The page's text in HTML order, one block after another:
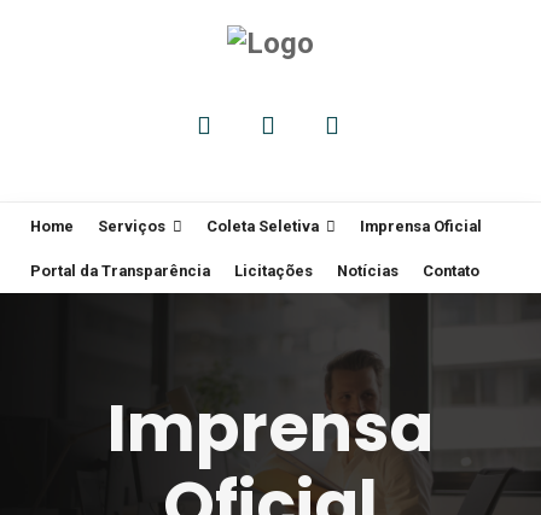
Home Serviços Coleta Seletiva Imprensa Oficial
Portal da Transparência Licitações Notícias Contato
Imprensa